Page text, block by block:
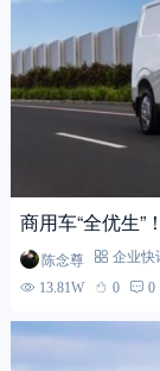
商用车“全优生
星评级，大通成
陈念尊 企业快
13.81W
0 0